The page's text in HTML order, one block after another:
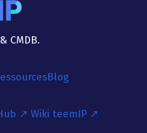
CMDB.
Blog
↗ Wiki teemIP ↗